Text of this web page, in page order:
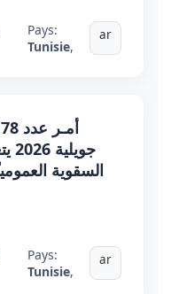
Pays:
Tunisie,
ar
Pays:
Tunisie,
ar